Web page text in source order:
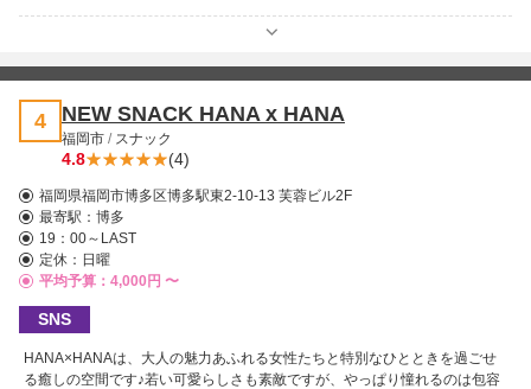
が揃い、可愛い女の子たちの明るい笑顔が華を添えます。気取らず楽しめる
雰囲気の中で、会話もお酒も自然と進み、心まで満たされるひとときに。
に楽しめるのも魅力です。 博多の夜を思いきり味わいたいなら、ぜひ熟女
BAR JEWELへ！山笠の熱気とともに、博多らしい楽しい夜をお楽しみくだ
さい！
4 NEW SNACK HANA x HANA
福岡市 / スナック
4.8 (4)
福岡県福岡市博多区博多駅東2-10-13 芙蓉ビル2F
最寄駅： 博多
19：00～LAST
定休：日曜
平均予算：4,000円 〜
SNS
HANA×HANAは、大人の魅力あふれる女性たちと特別なひとときを過ごせ
る癒しの空間です♪若い可愛らしさも素敵ですが、やっぱり憧れるのは包容